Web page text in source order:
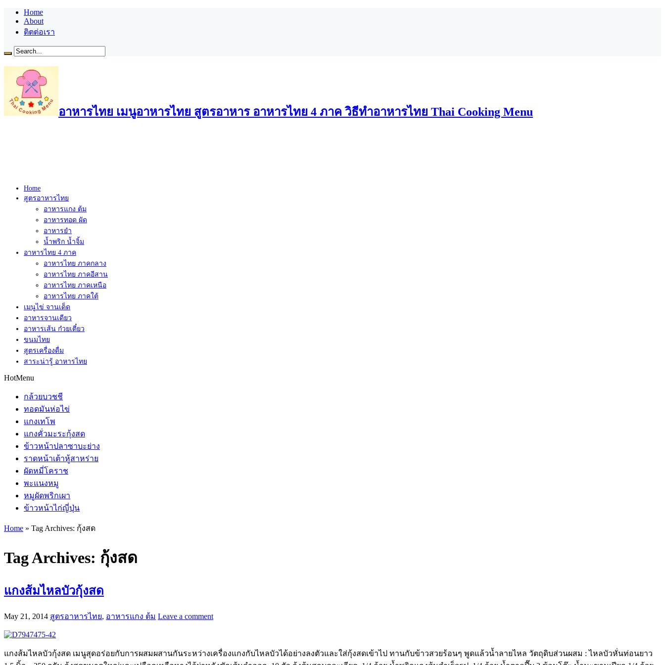
Home
About
ติตต่อเรา
อาหารไทย เมนูอาหารไทย สูตรอาหาร อาหารไทย 4 ภาค วิธีทำอาหารไทย Thai Cooking Menu
Home
สูตรอาหารไทย
อาหารแกง ต้ม
อาหารทอด ผัด
อาหารยำ
น้ำพริก น้ำจิ้ม
อาหารไทย 4 ภาค
อาหารไทย ภาคกลาง
อาหารไทย ภาคอีสาน
อาหารไทย ภาคเหนือ
อาหารไทย ภาคใต้
เมนูไข่ จานเด็ด
อาหารจานเดียว
อาหารเส้น ก๋วยเตี๋ยว
ขนมไทย
สูตรเครื่องดื่ม
สาระน่ารู้ อาหารไทย
HotMenu
กล้วยบวชชี
ทอดมันห่อไข่
แกงเทโพ
แกงคั่วมะระกุ้งสด
ข้าวหน้าปลาซาบะย่าง
ราดหน้าเต้าหู้สาหร่าย
ผัดหมี่โคราช
พะแนงหมู
หมูผัดพริกเผา
ข้าวหน้าไก่ญี่ปุ่น
Home » Tag Archives: กุ้งสด
Tag Archives: กุ้งสด
แกงส้มไหลบัวกุ้งสด
May 21, 2014 สูตรอาหารไทย, อาหารแกง ต้ม Leave a comment
แกงส้มไหลบัวกุ้งสด เมนูสุดอร่อยกับการผสมผสานกันระหว่างเครื่องแกงกับไหลบัวได้อย่างลงตัวและใส่กุ้งสดเข้าไป ทานกับข้าวสวยร้อนๆ พูดแล้วน้ำลายไหล วัตถุดิบส่วนผสม : ไหลบัวหั่นท่อนยาว